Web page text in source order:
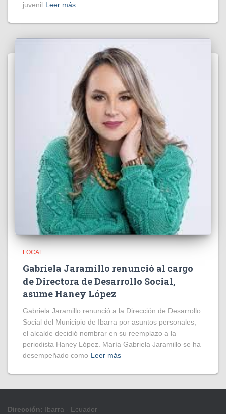
juvenil Leer más
LOCAL
Gabriela Jaramillo renunció al cargo
de Directora de Desarrollo Social,
asume Haney López
Gabriela Jaramillo renunció a la Dirección de Desarrollo
Social del Municipio de Ibarra por asuntos personales,
el alcalde decidió nombrar en su reemplazo a la
periodista Haney López. María Gabriela Jaramillo se ha
desempeñado como Leer más
Dirección: Ibarra - Ecuador